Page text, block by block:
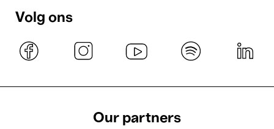
Volg ons
Our partners